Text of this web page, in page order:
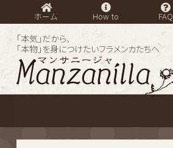
ホーム How to FAQ
「本気」だから、
「本物」を身につけたいフラメンカたちへ